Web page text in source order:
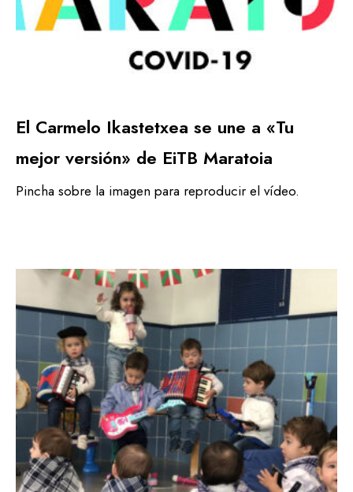
El Carmelo Ikastetxea se une a «Tu
mejor versión» de EiTB Maratoia
Pincha sobre la imagen para reproducir el vídeo.